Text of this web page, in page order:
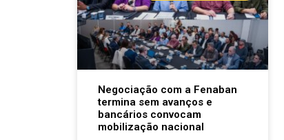
Negociação com a Fenaban
termina sem avanços e
bancários convocam
mobilização nacional